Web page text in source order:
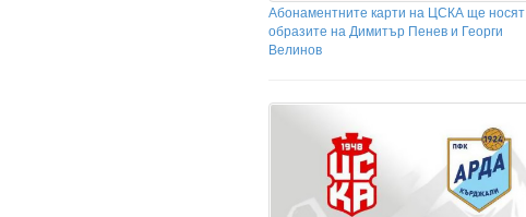
Абонаментните карти на ЦСКА ще носят
образите на Димитър Пенев и Георги
Велинов